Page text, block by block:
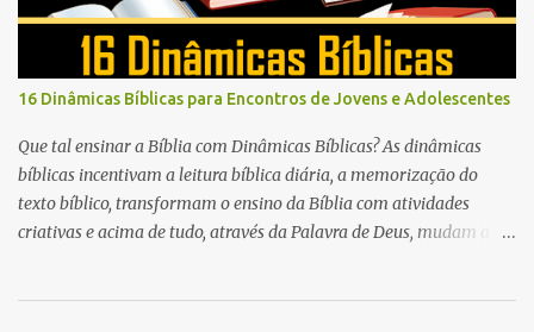
16 Dinâmicas Bíblicas para Encontros de Jovens e Adolescentes
Que tal ensinar a Bíblia com Dinâmicas Bíblicas? As dinâmicas
bíblicas incentivam a leitura bíblica diária, a memorização do
texto bíblico, transformam o ensino da Bíblia com atividades
criativas e acima de tudo, através da Palavra de Deus, mudam a